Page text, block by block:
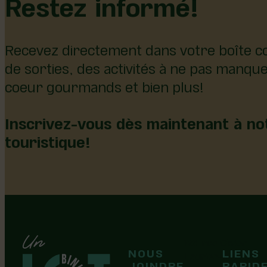
Recevez directement dans votre boîte
de sorties, des activités à ne pas
coeur gourmands et bien plus!
Inscrivez-vous dès maintenant à
touristique!
NOUS
Laurier-Station
LIENS